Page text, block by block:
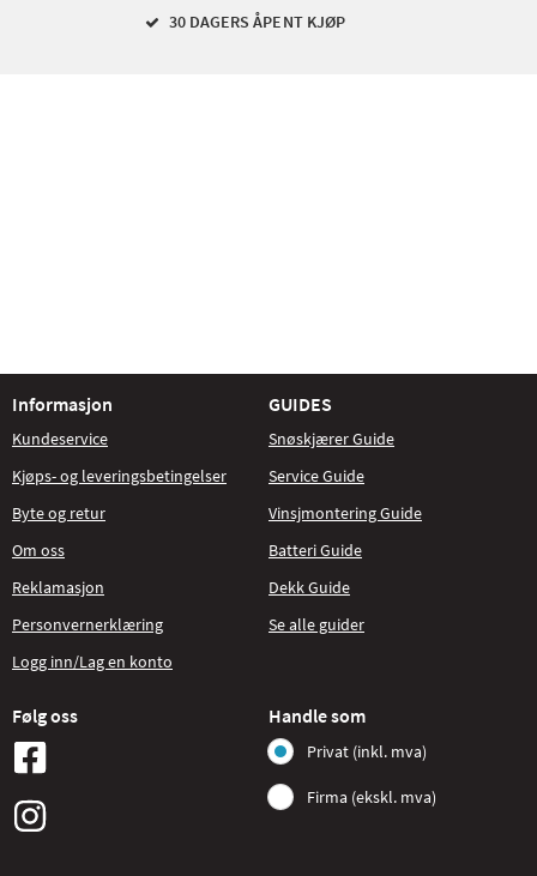
30 DAGERS ÅPENT KJØP
Informasjon
Kundeservice
Kjøps- og leveringsbetingelser
Byte og retur
Om oss
Reklamasjon
Personvernerklæring
Logg inn/Lag en konto
GUIDES
Snøskjærer Guide
Service Guide
Vinsjmontering Guide
Batteri Guide
Dekk Guide
Se alle guider
Følg oss Handle som
Privat (inkl. mva)
Firma (ekskl. mva)